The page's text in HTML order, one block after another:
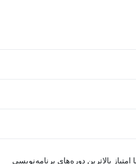
های کدنویسی در تخته سفید (
بالا‌ترین دوره‌های برنامه‌نویسی